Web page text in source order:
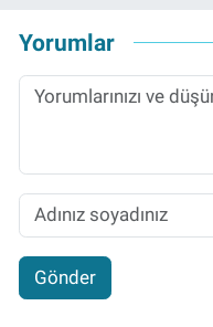
Yorumlar
Gönder